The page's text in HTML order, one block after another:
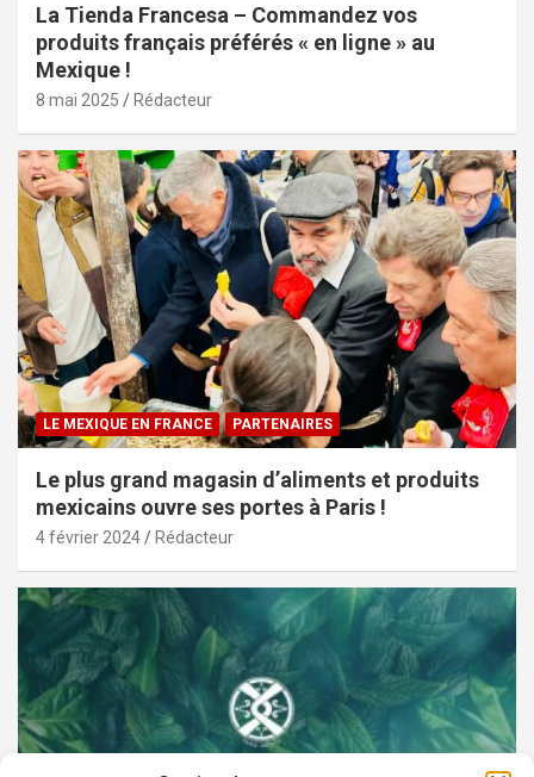
La Tienda Francesa – Commandez vos
produits français préférés « en ligne » au
Mexique !
8 mai 2025 Rédacteur
LE MEXIQUE EN FRANCE PARTENAIRES
Le plus grand magasin d’aliments et produits
mexicains ouvre ses portes à Paris !
4 février 2024 Rédacteur